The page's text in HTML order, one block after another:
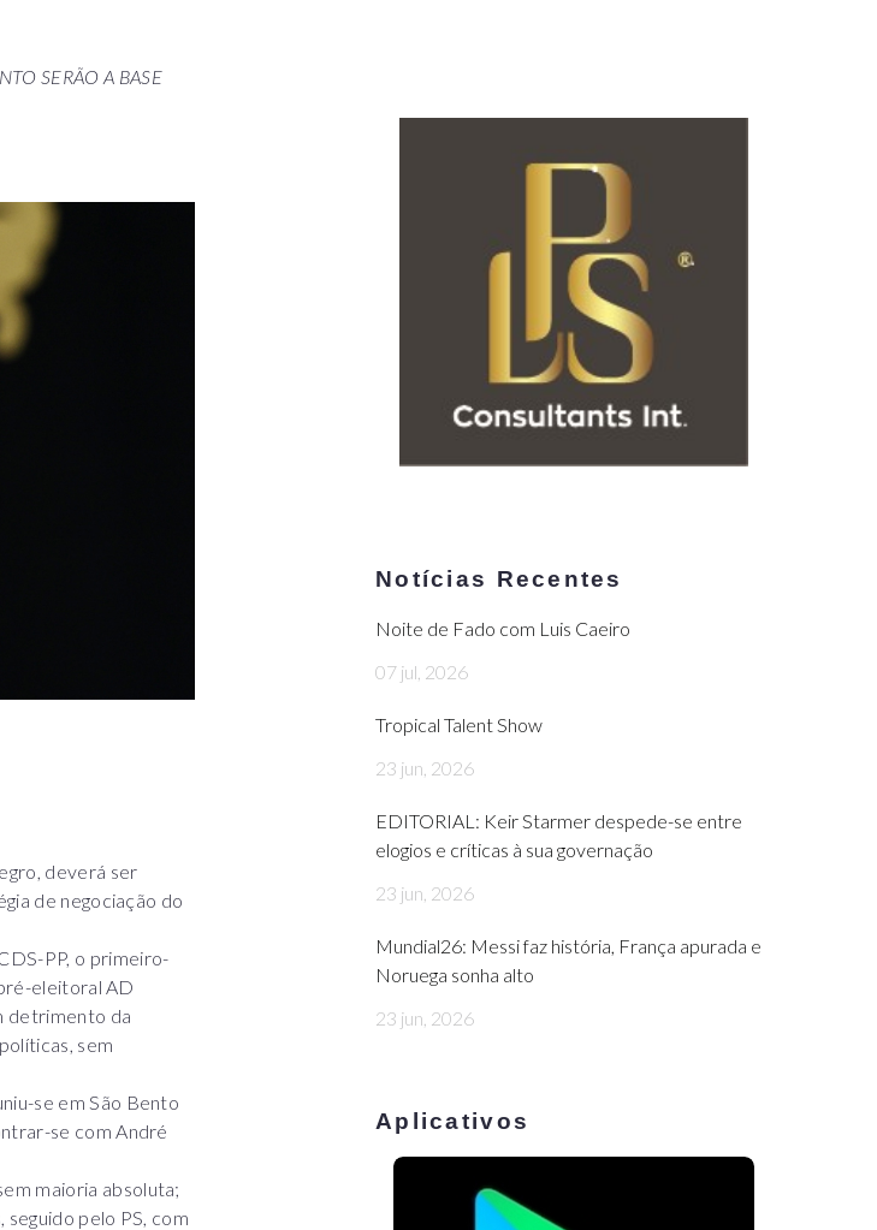
SERÃO A BASE
deverá ser
de negociação do
PP, o primeiro-
eleitoral AD
detrimento da
sem
se em São Bento
se com André
maioria absoluta;
pelo PS, com
Notícias Recentes
Noite de Fado com Luis Caeiro
07 jul, 2026
Tropical Talent Show
23 jun, 2026
EDITORIAL: Keir Starmer despede-se entre
elogios e críticas à sua governação
23 jun, 2026
Mundial26: Messi faz história, França apurada e
Noruega sonha alto
23 jun, 2026
Aplicativos